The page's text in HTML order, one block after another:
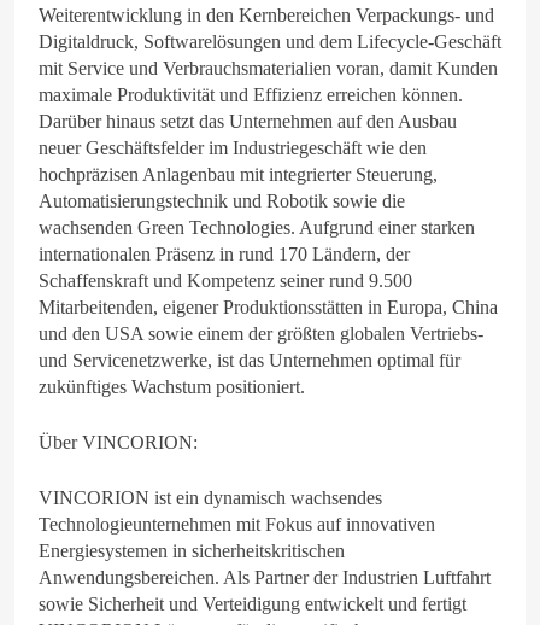
Weiterentwicklung in den Kernbereichen Verpackungs- und
Digitaldruck, Softwarelösungen und dem Lifecycle-Geschäft
mit Service und Verbrauchsmaterialien voran, damit Kunden
maximale Produktivität und Effizienz erreichen können.
Darüber hinaus setzt das Unternehmen auf den Ausbau
neuer Geschäftsfelder im Industriegeschäft wie den
hochpräzisen Anlagenbau mit integrierter Steuerung,
Automatisierungstechnik und Robotik sowie die
wachsenden Green Technologies. Aufgrund einer starken
internationalen Präsenz in rund 170 Ländern, der
Schaffenskraft und Kompetenz seiner rund 9.500
Mitarbeitenden, eigener Produktionsstätten in Europa, China
und den USA sowie einem der größten globalen Vertriebs-
und Servicenetzwerke, ist das Unternehmen optimal für
zukünftiges Wachstum positioniert.
Über VINCORION:
VINCORION ist ein dynamisch wachsendes
Technologieunternehmen mit Fokus auf innovativen
Energiesystemen in sicherheitskritischen
Anwendungsbereichen. Als Partner der Industrien Luftfahrt
sowie Sicherheit und Verteidigung entwickelt und fertigt